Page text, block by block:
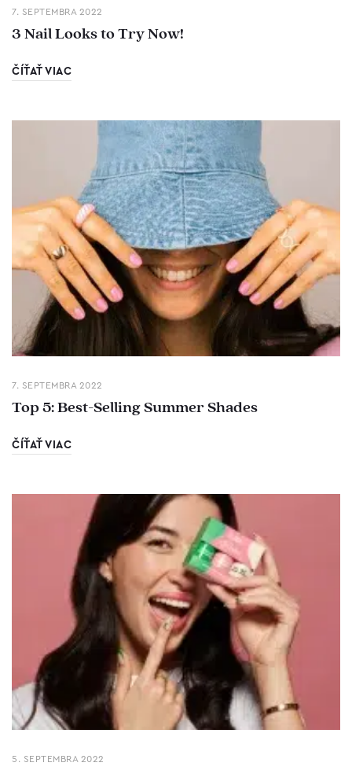
7. SEPTEMBRA 2022
3 Nail Looks to Try Now!
ČÍŤAŤ VIAC
7. SEPTEMBRA 2022
Top 5: Best-Selling Summer Shades
ČÍŤAŤ VIAC
5. SEPTEMBRA 2022